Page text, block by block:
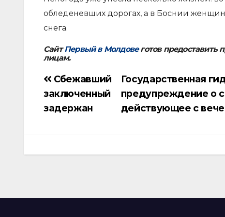
обледеневших дорогах, а в Боснии
снега.
СайтПервый в Молдовеготов предоставить
лицам.
Навигация
по
Государственная
предупреждение о
действующее с
Сбежавший
заключенный
задержан